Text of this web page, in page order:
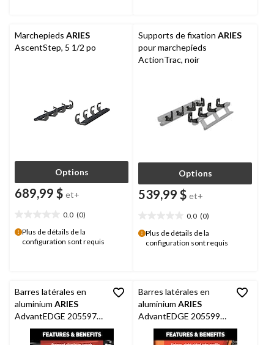
Marchepieds ARIES
AscentStep, 5 1/2 po
Options
689,99 $ et+
0.0 (0)
étoile(s)
sur
Plus de détails de la
configuration sont requis
Supports de fixation ARIES
pour marchepieds
ActionTrac, noir
Options
539,99 $ et+
0.0 (0)
étoile(s)
sur
Plus de détails de la
configuration sont requis
Barres latérales en
aluminium ARIES
AdvantEDGE 2055975,
sans supports, 5,5 x 75
po, noir
Barres latérales en
aluminium ARIES
AdvantEDGE 2055991,
sans supports, 5,5 x 91
po, noir